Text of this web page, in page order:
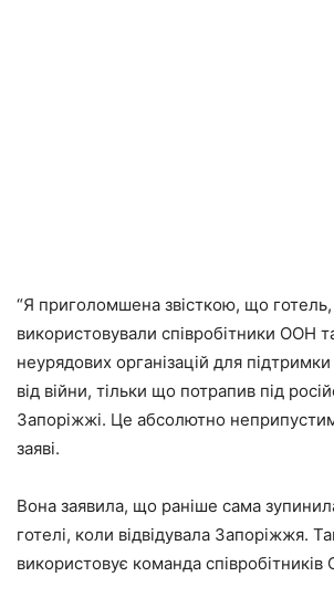
“Я приголомшена звісткою, що
використовували співробітники ООН
неурядових організацій для
від війни, тільки що потрапив під
Запоріжжі. Це абсолютно
заяві.
Вона заявила, що раніше сама
готелі, коли відвідувала Запоріжжя.
використовує команда